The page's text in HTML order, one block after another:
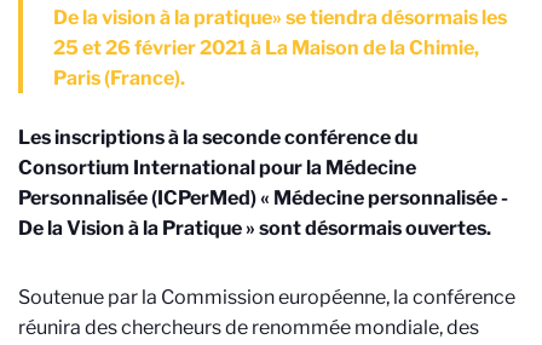
De la vision à la pratique» se tiendra désormais les
25 et 26 février 2021 à La Maison de la Chimie,
Paris (France).
Les inscriptions à la seconde conférence du
Consortium International pour la Médecine
Personnalisée (ICPerMed) « Médecine personnalisée -
De la Vision à la Pratique » sont désormais ouvertes.
Soutenue par la Commission européenne, la conférence
réunira des chercheurs de renommée mondiale, des